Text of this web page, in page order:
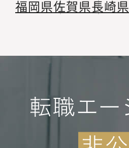
福岡県佐賀県長崎県